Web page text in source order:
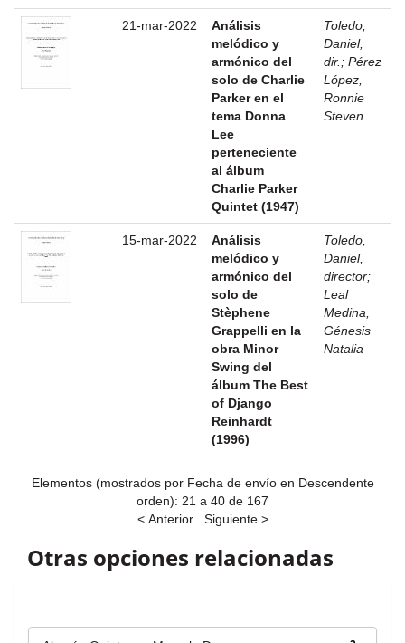
21-mar-2022
Análisis
melódico y
armónico del
solo de Charlie
Parker en el
tema Donna
Lee
perteneciente
al álbum
Charlie Parker
Quintet (1947)
Toledo,
Daniel,
dir. ; Pérez
López,
Ronnie
Steven
15-mar-2022
Análisis
melódico y
armónico del
solo de
Stèphene
Grappelli en la
obra Minor
Swing del
álbum The Best
of Django
Reinhardt
(1996)
Toledo,
Daniel,
director;
Leal
Medina,
Génesis
Natalia
Elementos (mostrados por Fecha de envío en Descendente
orden): 21 a 40 de 167
< Anterior
Siguiente >
Otras opciones relacionadas